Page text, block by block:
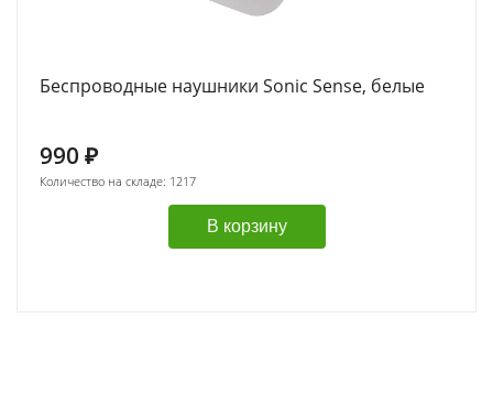
Беспроводные наушники Sonic Sense, белые
990 ₽
Количество на складе: 1217
В корзину